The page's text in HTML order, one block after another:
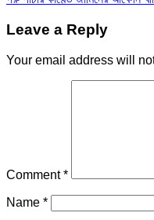
Leave a Reply
Your email address will
Comment*
Name *